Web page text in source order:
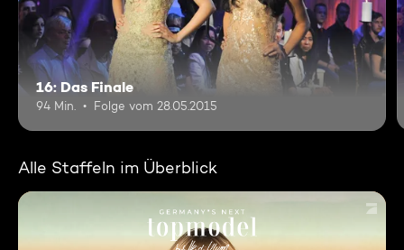
16: Das Finale
94 Min. Folge vom 28.05.2015
Alle Staffeln im Überblick